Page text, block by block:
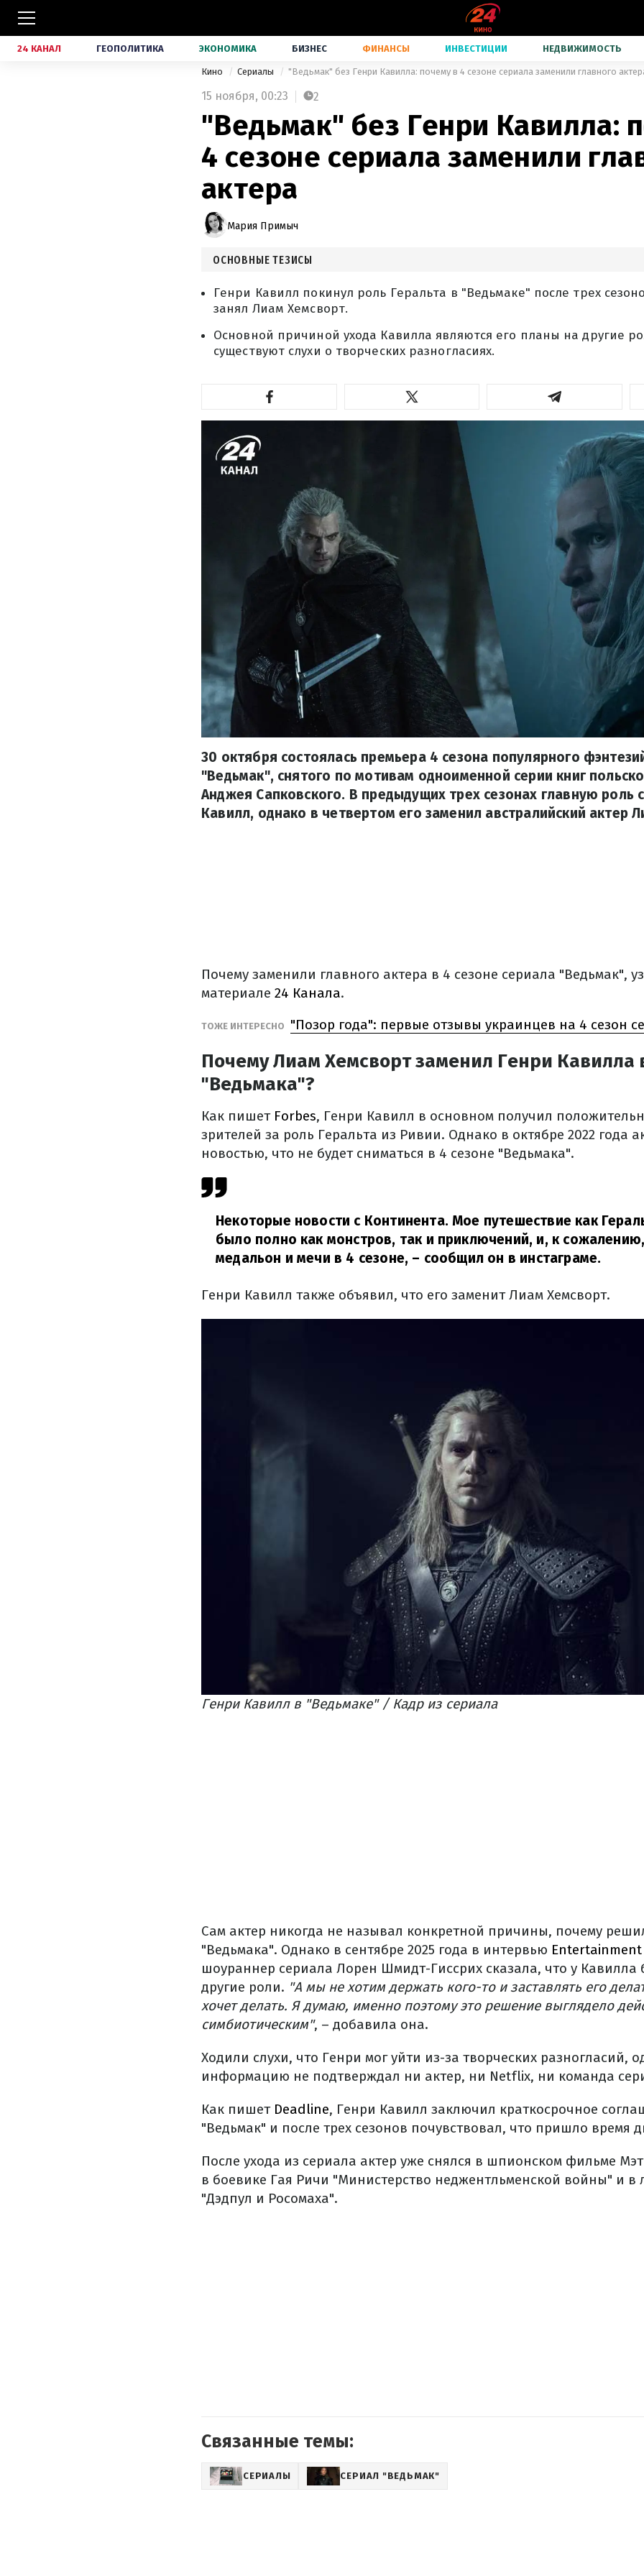
24 КАНАЛ ГЕОПОЛИТИКА ЭКОНОМИКА БИЗНЕС ФИНАНСЫ ИНВЕСТИЦИИ НЕДВИЖИМОСТЬ
Кино Сериалы "Ведьмак" без Генри Кавилла: почему в 4 сезоне сериала заменили главного
15 ноября, 00:23 2
"Ведьмак" без Генри Кавилла:
4 сезоне сериала заменили
актера
Мария Примыч
ОСНОВНЫЕ ТЕЗИСЫ
Генри Кавилл покинул роль Геральта в "Ведьмаке" после трех
занял Лиам Хемсворт.
Основной причиной ухода Кавилла являются его планы на другие
существуют слухи о творческих разногласиях.
30 октября состоялась премьера 4 сезона популярного
"Ведьмак", снятого по мотивам одноименной серии книг
Анджея Сапковского. В предыдущих трех сезонах главную роль
Кавилл, однако в четвертом его заменил австралийский актер
Почему заменили главного актера в 4 сезоне сериала "Ведьмак",
материале 24 Канала.
ТОЖЕ ИНТЕРЕСНО "Позор года": первые отзывы украинцев на 4 сезон
Почему Лиам Хемсворт заменил Генри Кавилла
"Ведьмака"?
Как пишет Forbes, Генри Кавилл в основном получил
зрителей за роль Геральта из Ривии. Однако в октябре 2022 года
новостью, что не будет сниматься в 4 сезоне "Ведьмака".
Некоторые новости с Континента. Мое путешествие как
было полно как монстров, так и приключений, и, к
медальон и мечи в 4 сезоне, – сообщил он в инстаграме.
Генри Кавилл также объявил, что его заменит Лиам Хемсворт.
Генри Кавилл в "Ведьмаке" / Кадр из сериала
Сам актер никогда не называл конкретной причины, почему
"Ведьмака". Однако в сентябре 2025 года в интервью Entertainment
шоураннер сериала Лорен Шмидт-Гиссрих сказала, что у
другие роли. "А мы не хотим держать кого-то и заставлять его
хочет делать. Я думаю, именно поэтому это решение выглядело
симбиотическим", – добавила она.
Ходили слухи, что Генри мог уйти из-за творческих разногласий,
информацию не подтверждал ни актер, ни Netflix, ни команда
Как пишет Deadline, Генри Кавилл заключил краткосрочное
"Ведьмак" и после трех сезонов почувствовал, что пришло время
После ухода из сериала актер уже снялся в шпионском фильме
в боевике Гая Ричи "Министерство неджентльменской войны" и
"Дэдпул и Росомаха".
Связанные темы:
СЕРИАЛЫ СЕРИАЛ "ВЕДЬМАК"